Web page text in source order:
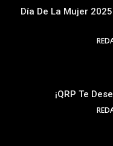
Día De La Mujer
¡QRP Te